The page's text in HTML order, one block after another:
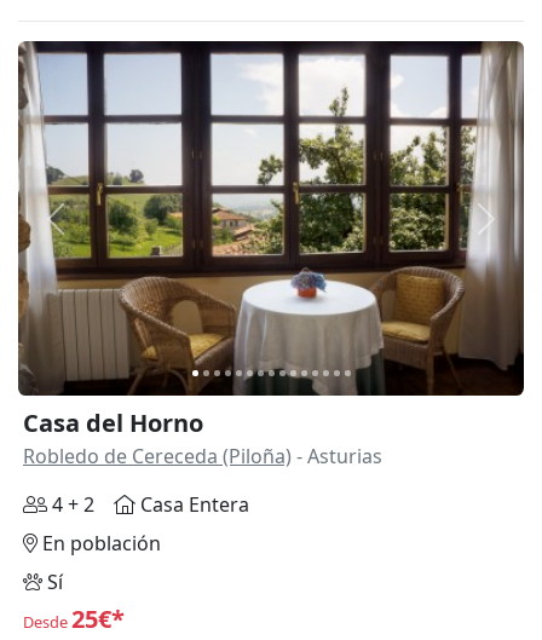
Anterior
Casa del Horno
Robledo de Cereceda (Piloña) - Asturias
4 + 2
Casa Entera
En población
Sí
Desde25€*